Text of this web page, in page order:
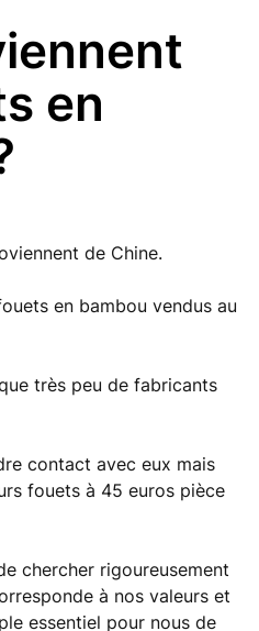
en
de Chine.
en bambou vendus au
très peu de fabricants
contact avec eux mais
fouets à 45 euros pièce
chercher rigoureusement
à nos valeurs et
essentiel pour nous de